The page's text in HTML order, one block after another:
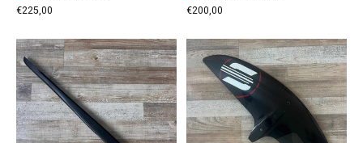
€225,00 €200,00